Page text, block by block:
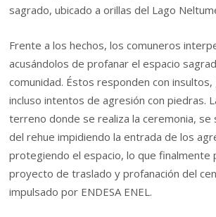
sagrado, ubicado a orillas del Lago
Frente a los hechos, los comuneros
acusándolos de profanar el espacio
comunidad. Éstos responden con
incluso intentos de agresión con piedras.
terreno donde se realiza la ceremonia, se
del rehue impidiendo la entrada de los
protegiendo el espacio, lo que
proyecto de traslado y profanación del
impulsado por ENDESA ENEL.